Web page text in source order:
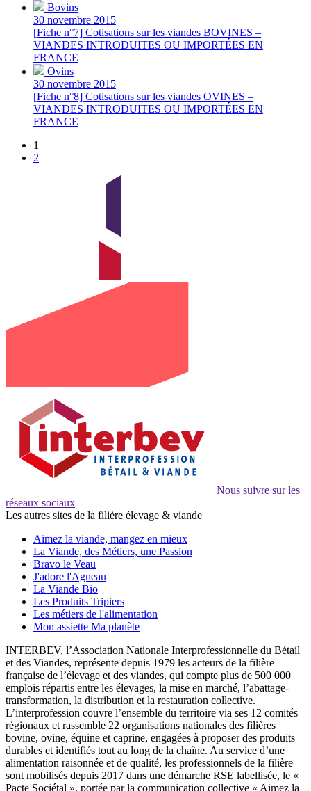
Bovins
30 novembre 2015
[Fiche n°7] Cotisations sur les viandes BOVINES –
VIANDES INTRODUITES OU IMPORTÉES EN
FRANCE
Ovins
30 novembre 2015
[Fiche n°8] Cotisations sur les viandes OVINES –
VIANDES INTRODUITES OU IMPORTÉES EN
FRANCE
1
2
Nous suivre sur les
réseaux sociaux
Les autres sites de la filière élevage & viande
Aimez la viande, mangez en mieux
La Viande, des Métiers, une Passion
Bravo le Veau
J'adore l'Agneau
La Viande Bio
Les Produits Tripiers
Les métiers de l'alimentation
Mon assiette Ma planète
INTERBEV, l’Association Nationale Interprofessionnelle du Bétail
et des Viandes, représente depuis 1979 les acteurs de la filière
française de l’élevage et des viandes, qui compte plus de 500 000
emplois répartis entre les élevages, la mise en marché, l’abattage-
transformation, la distribution et la restauration collective.
L’interprofession couvre l’ensemble du territoire via ses 12 comités
régionaux et rassemble 22 organisations nationales des filières
bovine, ovine, équine et caprine, engagées à proposer des produits
durables et identifiés tout au long de la chaîne. Au service d’une
alimentation raisonnée et de qualité, les professionnels de la filière
sont mobilisés depuis 2017 dans une démarche RSE labellisée, le «
Pacte Sociétal », portée par la communication collective « Aimez la